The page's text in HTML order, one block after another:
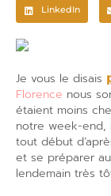
LinkedIn
Je vous le disais
Florence nous
étaient moins
notre week-end,
tout début
et se préparer
lendemain très